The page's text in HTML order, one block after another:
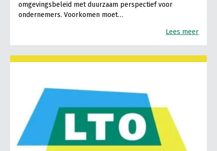
omgevingsbeleid met duurzaam perspectief voor
ondernemers. Voorkomen moet…
Lees meer